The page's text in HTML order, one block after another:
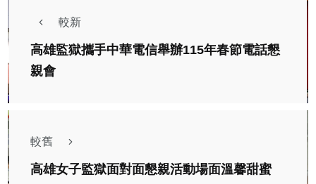
較新
高雄監獄攜手中華電信舉辦115年春節電話懇
親會
較舊
高雄女子監獄面對面懇親活動場面溫馨甜蜜